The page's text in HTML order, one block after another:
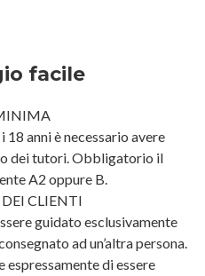
facile
anni è necessario avere
o dei tutori. Obbligatorio il
A2 oppure B.
CLIENTI
guidato esclusivamente
ad un’altra persona.
di essere